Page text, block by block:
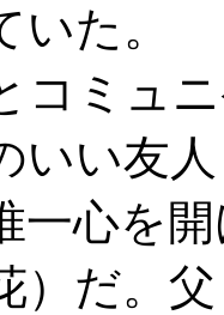
た。
コミュ
いい友
一心を
）だ。